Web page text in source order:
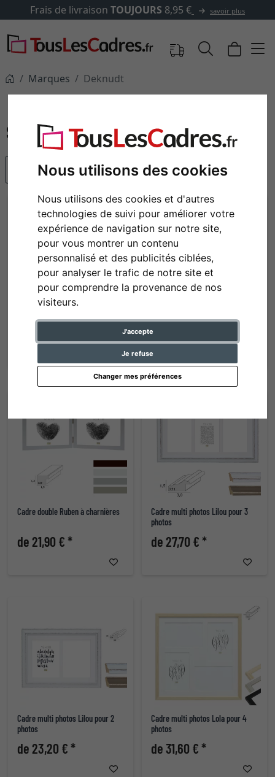
Nous utilisons des cookies
Nous utilisons des cookies et d'autres
technologies de suivi pour améliorer votre
expérience de navigation sur notre site,
pour vous montrer un contenu
personnalisé et des publicités ciblées,
pour analyser le trafic de notre site et
pour comprendre la provenance de nos
visiteurs.
J'accepte
Je refuse
Changer mes préférences
de livraisonTOUJOURS8,95 € savoir plus
Marques Deknudt
populaire
de 34,00 € *
Cadre double Ruben à charnières
de 21,90 € *
Cadre multi photos Lilou pour 3
photos
de 27,70 € *
Cadre multi photos Lilou pour 2
photos
de 23,20 € *
Cadre multi photos Lola pour 4
photos
de 31,60 € *